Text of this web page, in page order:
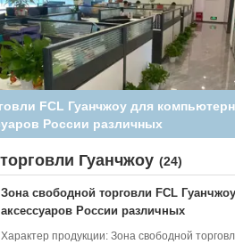
скидки Зоны свободной
хранения времени
Гуанчжоу (24)
Зона свободной торговли FCL
аксессуаров России различных
Характер продукции: Зона свободной